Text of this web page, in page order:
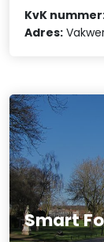
KvK
Adres:
Smart